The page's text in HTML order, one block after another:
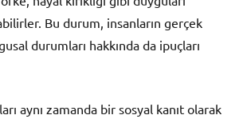
Bu durum, insanların gerçek
durumları hakkında da ipuçları
aynı zamanda bir sosyal kanıt olarak